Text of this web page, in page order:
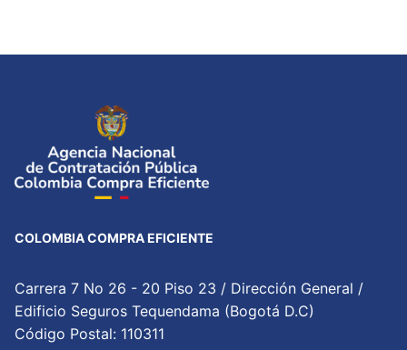
COLOMBIA COMPRA EFICIENTE
Carrera 7 No 26 - 20 Piso 23 / Dirección General /
Edificio Seguros Tequendama (Bogotá D.C)
Código Postal: 110311